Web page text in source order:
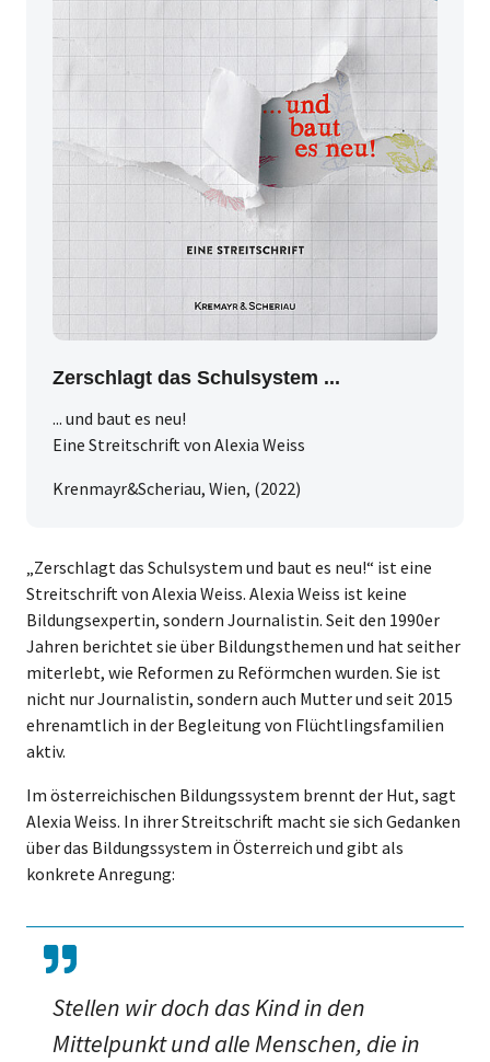
Zerschlagt das Schulsystem ...
... und baut es neu!
Eine Streitschrift von Alexia Weiss
Krenmayr&Scheriau, Wien, (2022)
„Zerschlagt das Schulsystem und baut es neu!“ ist eine
Streitschrift von Alexia Weiss. Alexia Weiss ist keine
Bildungsexpertin, sondern Journalistin. Seit den 1990er
Jahren berichtet sie über Bildungsthemen und hat seither
miterlebt, wie Reformen zu Reförmchen wurden. Sie ist
nicht nur Journalistin, sondern auch Mutter und seit 2015
ehrenamtlich in der Begleitung von Flüchtlingsfamilien
aktiv.
Im österreichischen Bildungssystem brennt der Hut, sagt
Alexia Weiss. In ihrer Streitschrift macht sie sich Gedanken
über das Bildungssystem in Österreich und gibt als
konkrete Anregung:
Stellen wir doch das Kind in den
Mittelpunkt und alle Menschen, die in